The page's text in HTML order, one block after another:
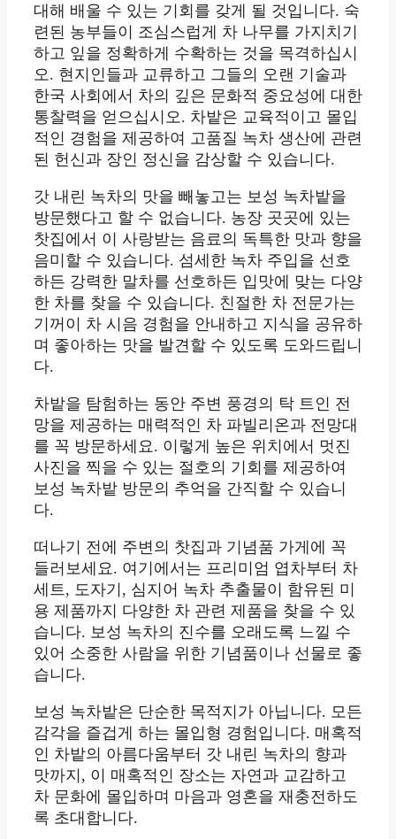
대해 배울 수 있는 기회를 갖게 될 것입니다. 숙
련된 농부들이 조심스럽게 차 나무를 가지치기
하고 잎을 정확하게 수확하는 것을 목격하십시
오. 현지인들과 교류하고 그들의 오랜 기술과
한국 사회에서 차의 깊은 문화적 중요성에 대한
통찰력을 얻으십시오. 차밭은 교육적이고 몰입
적인 경험을 제공하여 고품질 녹차 생산에 관련
된 헌신과 장인 정신을 감상할 수 있습니다.
갓 내린 녹차의 맛을 빼놓고는 보성 녹차밭을
방문했다고 할 수 없습니다. 농장 곳곳에 있는
찻집에서 이 사랑받는 음료의 독특한 맛과 향을
음미할 수 있습니다. 섬세한 녹차 주입을 선호
하든 강력한 말차를 선호하든 입맛에 맞는 다양
한 차를 찾을 수 있습니다. 친절한 차 전문가는
기꺼이 차 시음 경험을 안내하고 지식을 공유하
며 좋아하는 맛을 발견할 수 있도록 도와드립니
다.
차밭을 탐험하는 동안 주변 풍경의 탁 트인 전
망을 제공하는 매력적인 차 파빌리온과 전망대
를 꼭 방문하세요. 이렇게 높은 위치에서 멋진
사진을 찍을 수 있는 절호의 기회를 제공하여
보성 녹차밭 방문의 추억을 간직할 수 있습니
다.
떠나기 전에 주변의 찻집과 기념품 가게에 꼭
들러보세요. 여기에서는 프리미엄 엽차부터 차
세트, 도자기, 심지어 녹차 추출물이 함유된 미
용 제품까지 다양한 차 관련 제품을 찾을 수 있
습니다. 보성 녹차의 진수를 오래도록 느낄 수
있어 소중한 사람을 위한 기념품이나 선물로 좋
습니다.
보성 녹차밭은 단순한 목적지가 아닙니다. 모든
감각을 즐겁게 하는 몰입형 경험입니다. 매혹적
인 차밭의 아름다움부터 갓 내린 녹차의 향과
맛까지, 이 매혹적인 장소는 자연과 교감하고
차 문화에 몰입하며 마음과 영혼을 재충전하도
록 초대합니다.